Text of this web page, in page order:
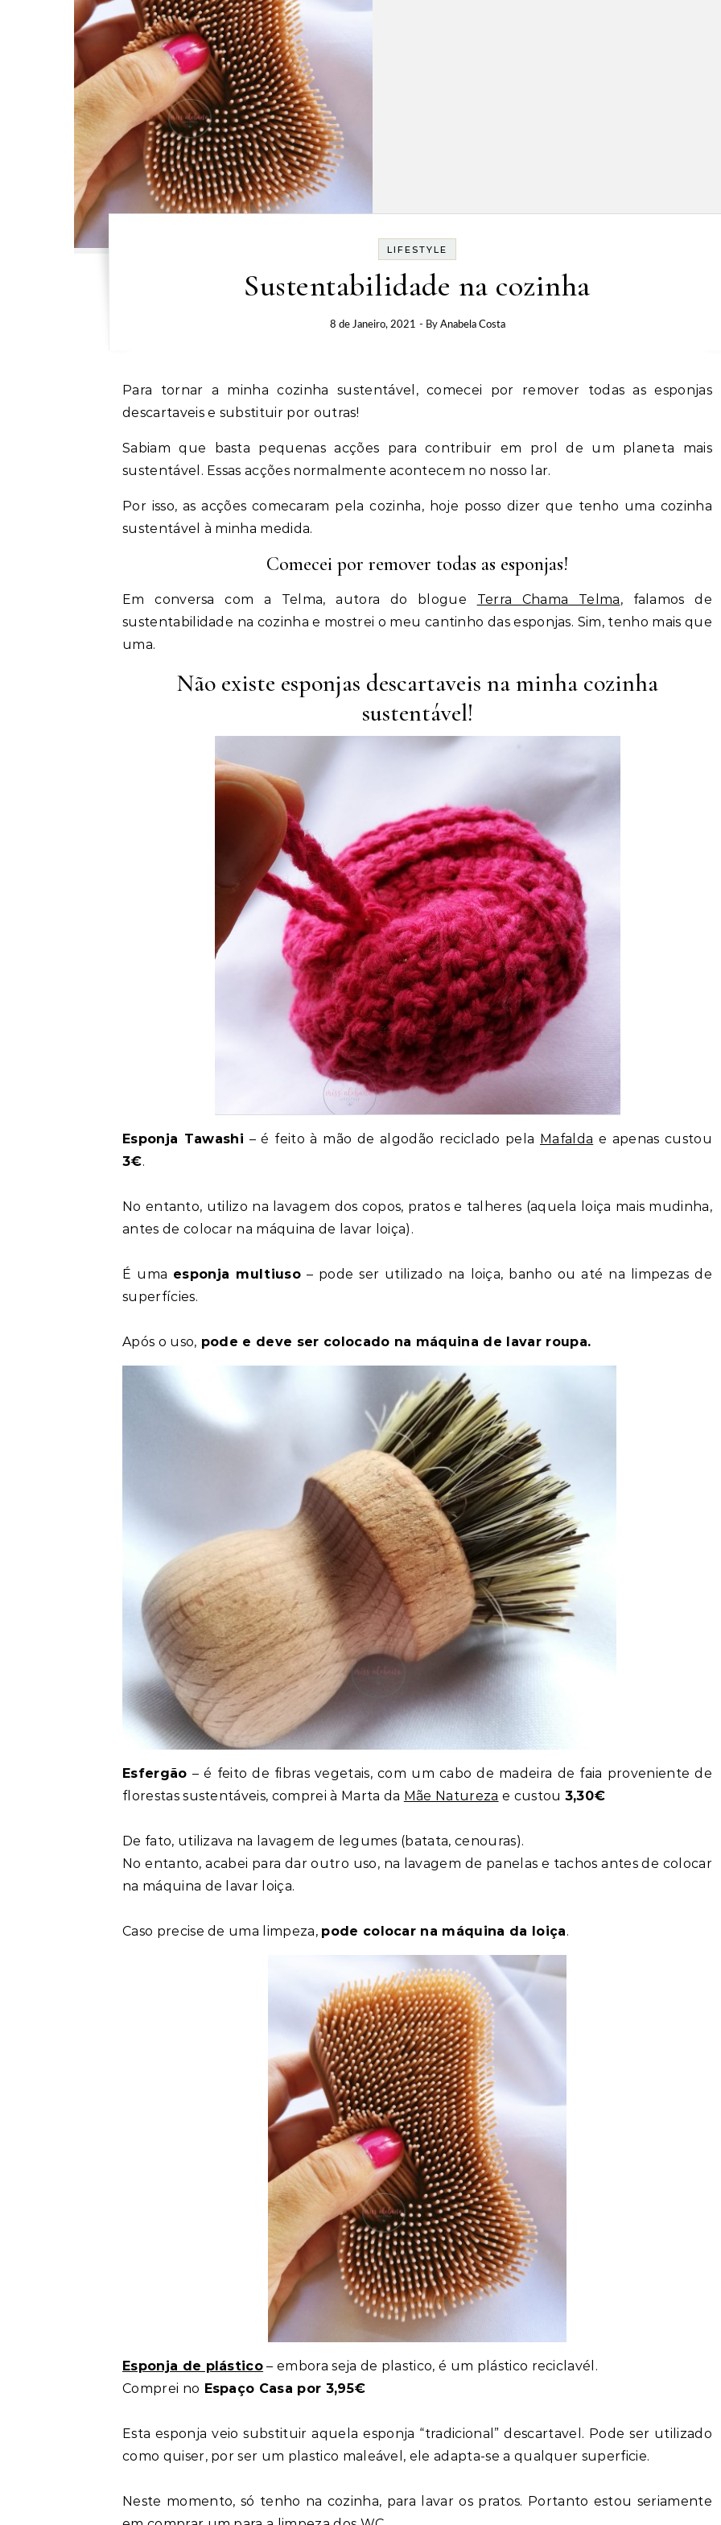
LIFESTYLE
Sustentabilidade na cozinha
8 de Janeiro, 2021 - By Anabela Costa
Para tornar a minha cozinha sustentável, comecei por remover todas as esponjas
descartaveis e substituir por outras!
Sabiam que basta pequenas acções para contribuir em prol de um planeta mais
sustentável. Essas acções normalmente acontecem no nosso lar.
Por isso, as acções comecaram pela cozinha, hoje posso dizer que tenho uma cozinha
sustentável à minha medida.
Comecei por remover todas as esponjas!
Em conversa com a Telma, autora do blogue Terra Chama Telma, falamos de
sustentabilidade na cozinha e mostrei o meu cantinho das esponjas. Sim, tenho mais que
uma.
Não existe esponjas descartaveis na minha cozinha
sustentável!
Esponja Tawashi – é feito à mão de algodão reciclado pela Mafalda e apenas custou
3€.
No entanto, utilizo na lavagem dos copos, pratos e talheres (aquela loiça mais mudinha,
antes de colocar na máquina de lavar loiça).
É uma esponja multiuso– pode ser utilizado na loiça, banho ou até na limpezas de
superfícies.
Após o uso, pode e deve ser colocado na máquina de lavar roupa.
Esfergão – é feito de fibras vegetais, com um cabo de madeira de faia proveniente de
florestas sustentáveis, comprei à Marta da Mãe Natureza e custou 3,30€
De fato, utilizava na lavagem de legumes (batata, cenouras).
No entanto, acabei para dar outro uso, na lavagem de panelas e tachos antes de colocar
na máquina de lavar loiça.
Caso precise de uma limpeza, pode colocar na máquina da loiça.
Esponja de plástico – embora seja de plastico, é um plástico reciclavél.
Comprei no Espaço Casa por 3,95€
Esta esponja veio substituir aquela esponja “tradicional” descartavel. Pode ser utilizado
como quiser, por ser um plastico maleável, ele adapta-se a qualquer superficie.
Neste momento, só tenho na cozinha, para lavar os pratos. Portanto estou seriamente